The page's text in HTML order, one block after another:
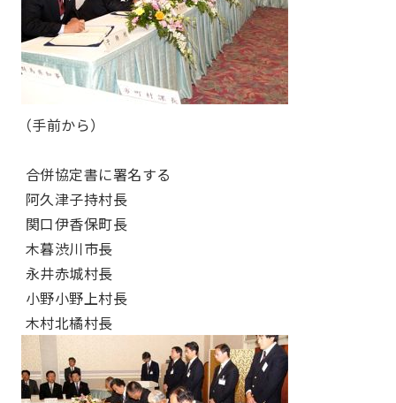
（手前から）
合併協定書に署名する
阿久津子持村長
関口伊香保町長
木暮渋川市長
永井赤城村長
小野小野上村長
木村北橘村長